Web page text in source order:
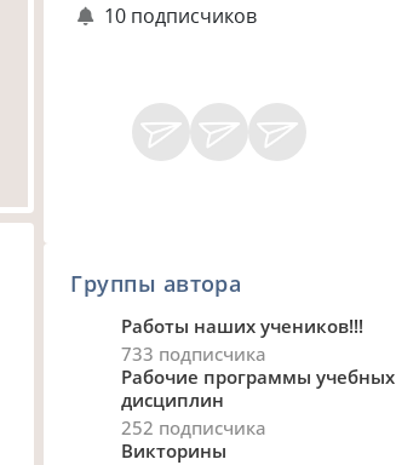
10 подписчиков
Группы автора
Работы наших учеников!!!
733 подписчика
Рабочие программы учебных
дисциплин
252 подписчика
Викторины